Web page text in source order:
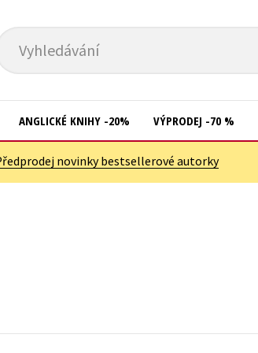
Vyhledávání
ANGLICKÉ KNIHY -20% VÝPRODEJ -70 %
novinky bestsellerové autorky